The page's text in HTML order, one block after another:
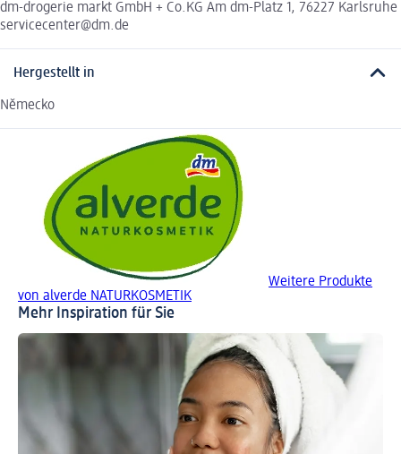
dm-drogerie markt GmbH + Co.KG Am dm-Platz 1, 76227 Karlsruhe
servicecenter@dm.de
Hergestellt in
Německo
Weitere Produkte
von alverde NATURKOSMETIK
Mehr Inspiration für Sie